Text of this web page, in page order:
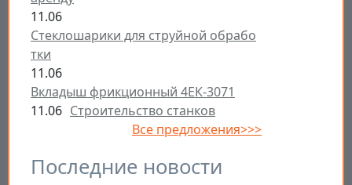
11.06
Стеклошарики для струйной обрабо
тки
11.06
Вкладыш фрикционный 4ЕК-3071
11.06 Строительство станков
Все предложения>>>
Последние новости